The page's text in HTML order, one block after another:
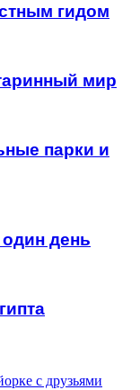
гидом
мир
парки и
день